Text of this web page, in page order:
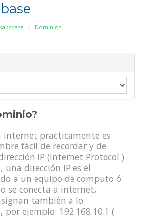
Dominios
internet practicamente es
fácil de recordar y de
IP (Internet Protocol )
una dirección IP es el
a un equipo de computo ó
se conecta a internet,
también a lo
por ejemplo: 192.168.10.1 (